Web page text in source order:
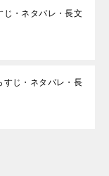
じ・ネタバレ・長文
すじ・ネタバレ・長